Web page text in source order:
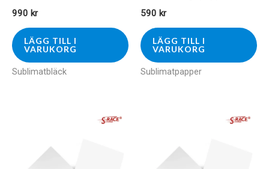
990 kr
LÄGG TILL I
VARUKORG
Sublimatbläck
590 kr
LÄGG TILL I
VARUKORG
Sublimatpapper